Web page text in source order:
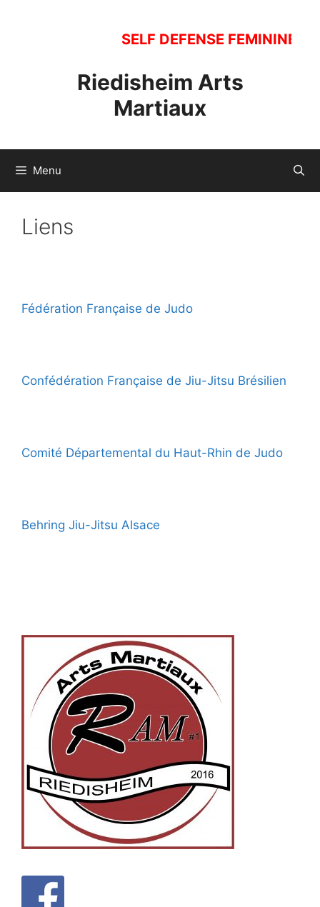
SELF DEFENSE
Riedisheim Arts
Martiaux
Menu
Liens
Fédération Française de Judo
Confédération Française de Jiu-Jitsu Brésilien
Comité Départemental du Haut-Rhin de Judo
Behring Jiu-Jitsu Alsace